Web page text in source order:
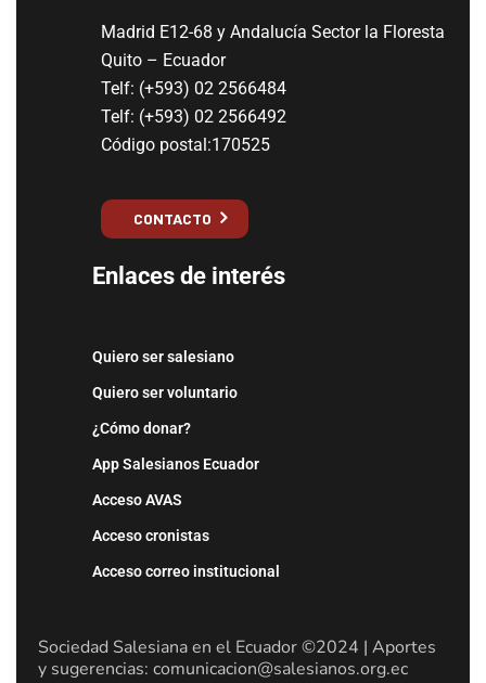
Madrid E12-68 y Andalucía Sector la Floresta
Quito – Ecuador
Telf: (+593) 02 2566484
Telf: (+593) 02 2566492
Código postal:170525
CONTACTO
Enlaces de interés
Quiero ser salesiano
Quiero ser voluntario
¿Cómo donar?
App Salesianos Ecuador
Acceso AVAS
Acceso cronistas
Acceso correo institucional
Sociedad Salesiana en el Ecuador ©2024 | Aportes
y sugerencias: comunicacion@salesianos.org.ec